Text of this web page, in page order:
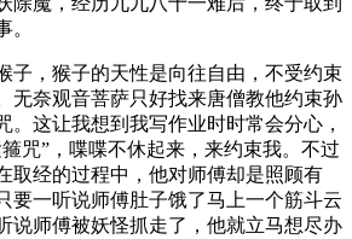
。
子，猴子的天性是向往自由，不受约束
无奈观音菩萨只好找来唐僧教他约束孙
这让我想到我写作业时时常会分心，
咒”，喋喋不休起来，来约束我。不过
取经的过程中，他对师傅却是照顾有
要一听说师傅肚子饿了马上一个筋斗云
说师傅被妖怪抓走了，他就立马想尽办